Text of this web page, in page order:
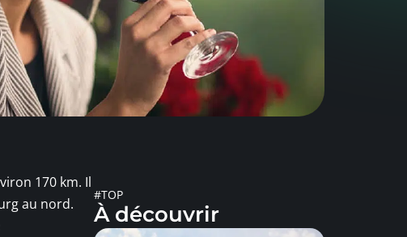
170 km. Il
au nord.
#TOP
À découvrir